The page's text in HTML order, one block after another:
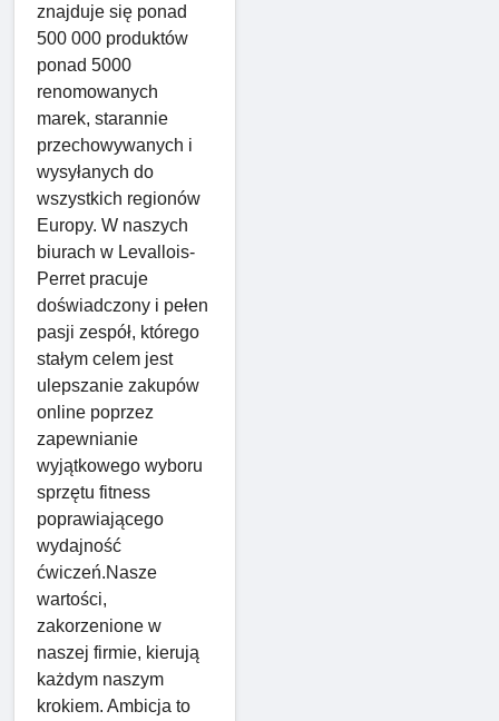
znajduje się ponad
500 000 produktów
ponad 5000
renomowanych
marek, starannie
przechowywanych i
wysyłanych do
wszystkich regionów
Europy. W naszych
biurach w Levallois-
Perret pracuje
doświadczony i pełen
pasji zespół, którego
stałym celem jest
ulepszanie zakupów
online poprzez
zapewnianie
wyjątkowego wyboru
sprzętu fitness
poprawiającego
wydajność
ćwiczeń.Nasze
wartości,
zakorzenione w
naszej firmie, kierują
każdym naszym
krokiem. Ambicja to